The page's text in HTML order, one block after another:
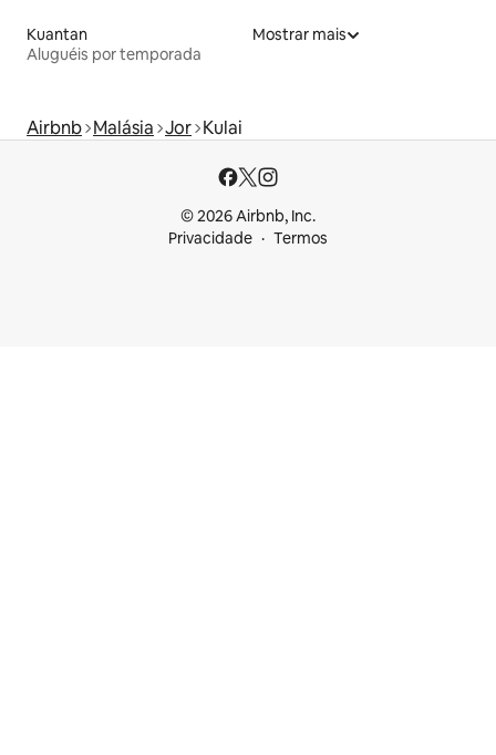
Kuantan
Aluguéis por temporada
Mostrar mais
Airbnb Malásia Jor Kulai
© 2026 Airbnb, Inc.
Privacidade
Termos